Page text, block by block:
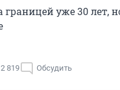
уже 30 лет,
2 819 Обсудить